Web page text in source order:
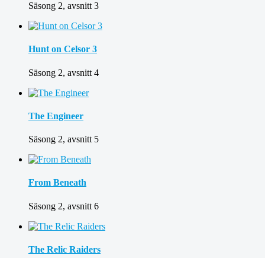
Säsong 2, avsnitt 3
Hunt on Celsor 3
Säsong 2, avsnitt 4
The Engineer
Säsong 2, avsnitt 5
From Beneath
Säsong 2, avsnitt 6
The Relic Raiders